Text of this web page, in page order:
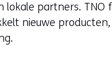
partners. TNO
nieuwe